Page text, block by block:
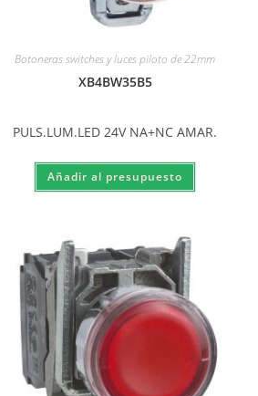
Botoneras switches y luces piloto de 22mm
XB4BW35B5
PULS.LUM.LED 24V NA+NC AMAR.